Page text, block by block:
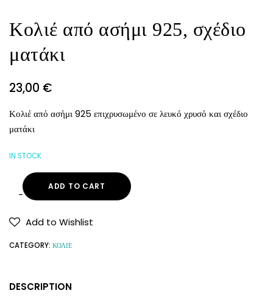
Κολιέ από ασήμι 925, σχέδιο
ματάκι
23,00 €
Κολιέ από ασήμι 925 επιχρυσωμένο σε λευκό χρυσό και σχέδιο
ματάκι
IN STOCK
ADD TO CART
Add to Wishlist
CATEGORY: ΚΟΛΙΕ
DESCRIPTION